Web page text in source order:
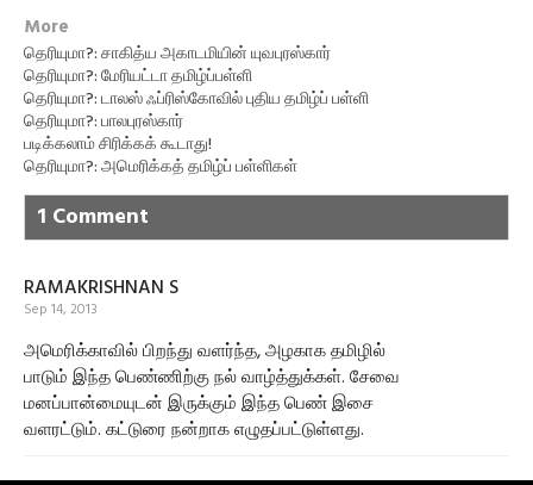
More
தெரியுமா?: சாகித்ய அகாடமியின் யுவபுரஸ்கார்
தெரியுமா?: மேரியட்டா தமிழ்ப்பள்ளி
தெரியுமா?: டாலஸ் ஃப்ரிஸ்கோவில் புதிய தமிழ்ப் பள்ளி
தெரியுமா?: பாலபுரஸ்கார்
படிக்கலாம் சிரிக்கக் கூடாது!
தெரியுமா?: அமெரிக்கத் தமிழ்ப் பள்ளிகள்
1 Comment
RAMAKRISHNAN S
Sep 14, 2013
அமெரிக்காவில் பிறந்து வளர்ந்த, அழகாக தமிழில்
பாடும் இந்த பெண்ணிற்கு நல் வாழ்த்துக்கள். சேவை
மனப்பான்மையுடன் இருக்கும் இந்த பெண் இசை
வளரட்டும். கட்டுரை நன்றாக எழுதப்பட்டுள்ளது.